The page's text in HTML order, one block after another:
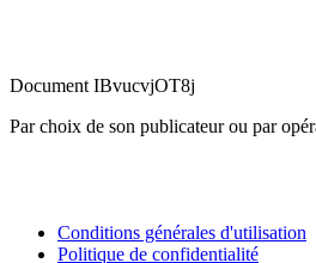
Document IBvucvjOT8j
Par choix de son publicateur ou par
Conditions générales d'utilisation
Politique de confidentialité